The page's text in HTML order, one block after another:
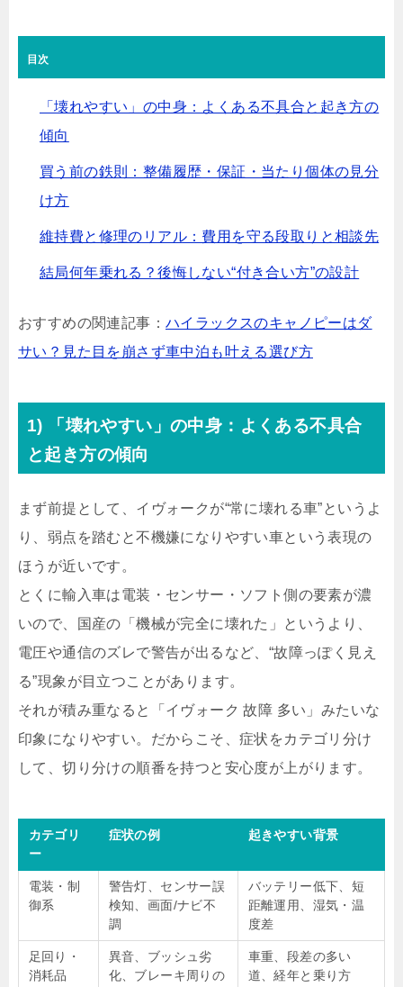
目次
「壊れやすい」の中身：よくある不具合と起き方の
傾向
買う前の鉄則：整備履歴・保証・当たり個体の見分
け方
維持費と修理のリアル：費用を守る段取りと相談先
結局何年乗れる？後悔しない“付き合い方”の設計
おすすめの関連記事： ハイラックスのキャノピーはダ
サい？見た目を崩さず車中泊も叶える選び方
1) 「壊れやすい」の中身：よくある不具合
と起き方の傾向
まず前提として、イヴォークが“常に壊れる車”というよ
り、 弱点を踏むと不機嫌になりやすい車という表現の
ほうが近いです。
とくに輸入車は電装・センサー・ソフト側の要素が濃
いので、国産の「機械が完全に壊れた」というより、
電圧や通信のズレで警告が出るなど、“故障っぽく見え
る”現象が目立つことがあります。
それが積み重なると「イヴォーク 故障 多い」みたいな
印象になりやすい。だからこそ、症状をカテゴリ分け
して、切り分けの順番を持つと安心度が上がります。
カテゴリ
ー
症状の例 起きやすい背景
電装・制
御系
警告灯、センサー誤
検知、画面/ナビ不
調
バッテリー低下、短
距離運用、湿気・温
度差
足回り・
消耗品
異音、ブッシュ劣
化、ブレーキ周りの
車重、段差の多い
道、経年と乗り方